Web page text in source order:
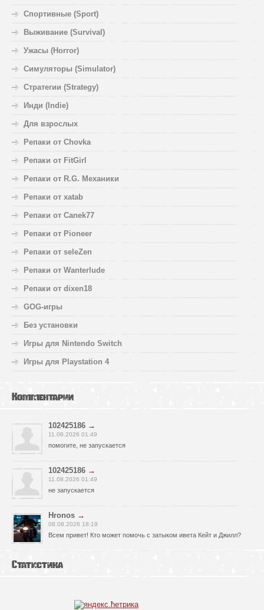
Спортивные (Sport)
Выживание (Survival)
Ужасы (Horror)
Симуляторы (Simulator)
Стратегии (Strategy)
Инди (Indie)
Для взрослых
Репаки от Chovka
Репаки от FitGirl
Репаки от R.G. Механики
Репаки от xatab
Репаки от Canek77
Репаки от Pioneer
Репаки от seleZen
Репаки от Wanterlude
Репаки от dixen18
GOG-игры
Без установки
Игры для Nintendo Switch
Игры для Playstation 4
Комментарии
102425186 →
11.08.2026 01:49
помогите, не запускается
102425186 →
11.08.2026 01:49
не запускается
Hronos →
08.08.2026 18:19
Всем привет! Кто может помочь с затыком ивета Кейт и Джилл?
PaVuK
08.08.2026 08:49
→
Статистика